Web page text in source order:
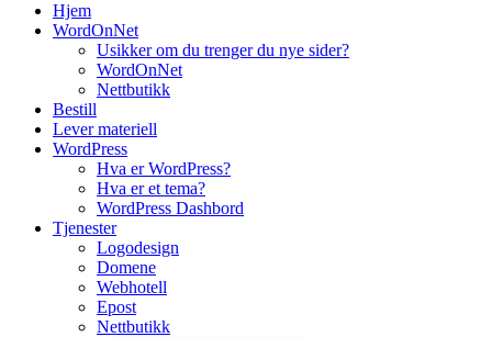
Hjem
WordOnNet
Usikker om du trenger du nye sider?
WordOnNet
Nettbutikk
Bestill
Lever materiell
WordPress
Hva er WordPress?
Hva er et tema?
WordPress Dashbord
Tjenester
Logodesign
Domene
Webhotell
Epost
Nettbutikk